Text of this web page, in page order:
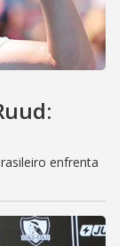
enfrenta